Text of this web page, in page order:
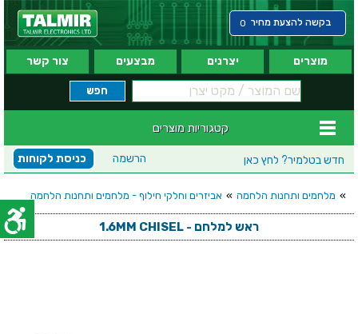
בקשה להצעת מחיר 0
מוצרים יצרנים מבצעים צור קשר
קטגוריות מוצרים
חדש בטלמיר? לחץ כאן כניסת לקוחות הרשמה
» מלחמים ותחנות הלחמה » אביזרים וחלקי חילוף - מלחמים ותחנות הלחמה
ראש למלחם - 1.6MM CHISEL